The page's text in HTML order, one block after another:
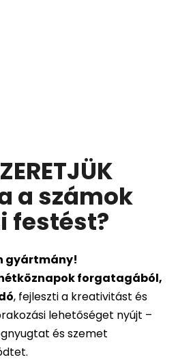
a számok
festést?
gyártmány!
forgatagából,
, fejleszti a kreativitást és
lehetőséget nyújt –
és szemet